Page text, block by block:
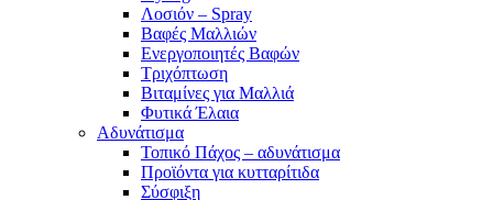
Λοσιόν – Spray
Βαφές Μαλλιών
Ενεργοποιητές Βαφών
Τριχόπτωση
Βιταμίνες για Μαλλιά
Φυτικά Έλαια
Αδυνάτισμα
Τοπικό Πάχος – αδυνάτισμα
Προϊόντα για κυτταρίτιδα
Σύσφιξη